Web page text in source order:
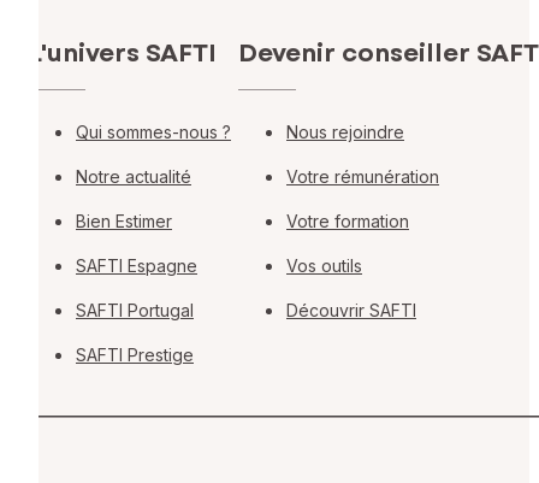
L'univers SAFTI
Qui sommes-nous ?
Notre actualité
Bien Estimer
SAFTI Espagne
SAFTI Portugal
SAFTI Prestige
Devenir conseiller
Nous rejoindre
Votre rémunération
Votre formation
Vos outils
Découvrir SAFTI